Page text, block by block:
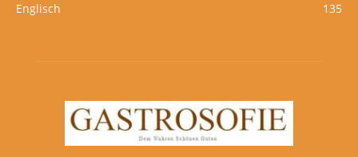
Englisch
135